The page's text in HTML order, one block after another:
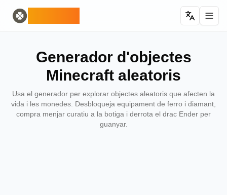
Random Generators
generador de països aleatoris
generador de cartes aleatòries
Number Tools
generador de números aleatoris de 4 dígits
Password Tools
generador de contrasenyes de 12 caràcters
Español
Pусский
한국어
中文 (简体)
Generador d'objectes
Minecraft aleatoris
Usa el generador per explorar objectes aleatoris que afecten la
vida i les monedes. Desbloqueja equipament de ferro i diamant,
compra menjar curatiu a la botiga i derrota el drac Ender per
guanyar.